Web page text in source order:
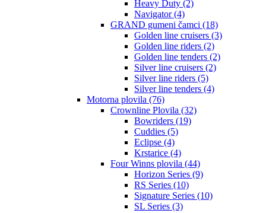
Heavy Duty (2)
Navigator (4)
GRAND gumeni čamci (18)
Golden line cruisers (3)
Golden line riders (2)
Golden line tenders (2)
Silver line cruisers (2)
Silver line riders (5)
Silver line tenders (4)
Motorna plovila (76)
Crownline Plovila (32)
Bowriders (19)
Cuddies (5)
Eclipse (4)
Krstarice (4)
Four Winns plovila (44)
Horizon Series (9)
RS Series (10)
Signature Series (10)
SL Series (3)